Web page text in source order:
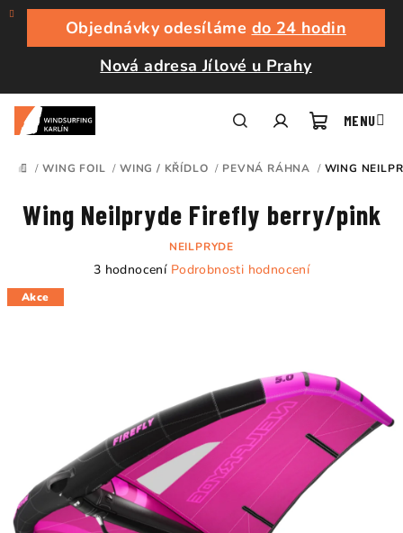
Přejít
obsah
Objednávky odesíláme do 24 hodin
Nová adresa Jílové u Prahy
košík
DOMŮ
/ WING FOIL / WING / KŘÍDLO / PEVNÁ RÁHNA / WING
Wing Neilpryde Firefly berry/pink
NEILPRYDE
Průměrné
3 hodnocení Podrobnosti hodnocení
Akce